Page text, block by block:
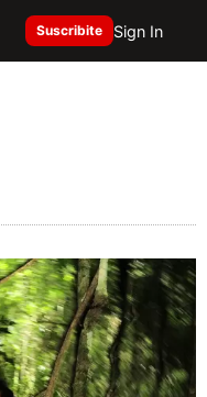
Suscribite Sign In